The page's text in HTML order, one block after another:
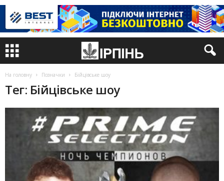
На головну Позначки Бійцівське шоу
Тег: Бійцівське шоу